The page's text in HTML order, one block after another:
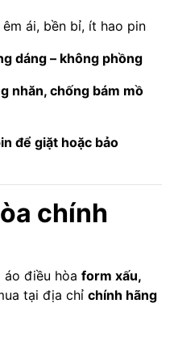
êm ái, bền bỉ, ít hao pin
dáng – không phồng
nhăn, chống bám mồ
để giặt hoặc bảo
chính
áo điều hòa form xấu,
tại địa chỉ chính hãng